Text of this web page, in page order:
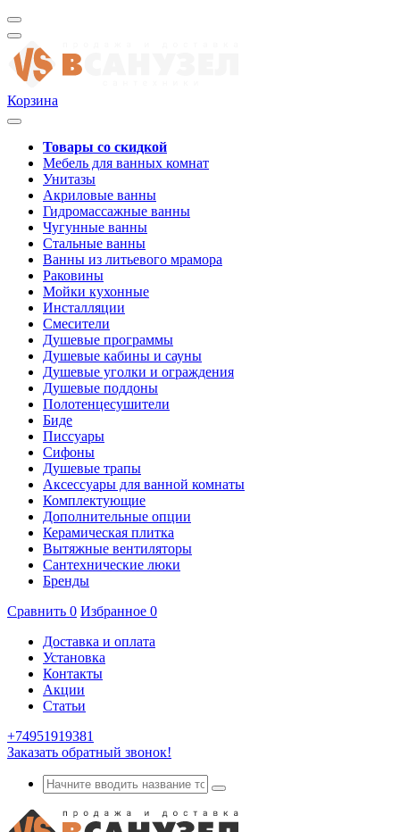
Корзина
Товары со скидкой
Мебель для ванных комнат
Унитазы
Акриловые ванны
Гидромассажные ванны
Чугунные ванны
Стальные ванны
Ванны из литьевого мрамора
Раковины
Мойки кухонные
Инсталляции
Смесители
Душевые программы
Душевые кабины и сауны
Душевые уголки и ограждения
Душевые поддоны
Полотенцесушители
Биде
Писсуары
Сифоны
Душевые трапы
Аксессуары для ванной комнаты
Комплектующие
Дополнительные опции
Керамическая плитка
Вытяжные вентиляторы
Сантехнические люки
Бренды
Сравнить 0 Избранное 0
Доставка и оплата
Установка
Контакты
Акции
Статьи
+74951919381
Заказать обратный звонок!